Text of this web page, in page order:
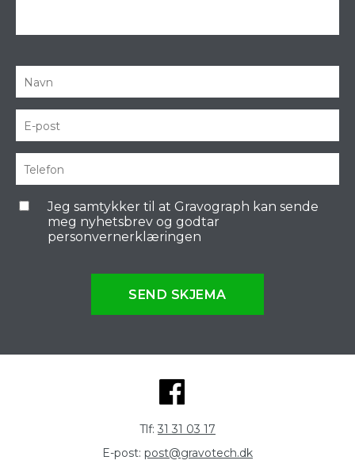
Jeg samtykker til at Gravograph kan sende
meg nyhetsbrev og godtar
personvernerklæringen
SEND SKJEMA
Tlf: 31 31 03 17
E-post: post@gravotech.dk